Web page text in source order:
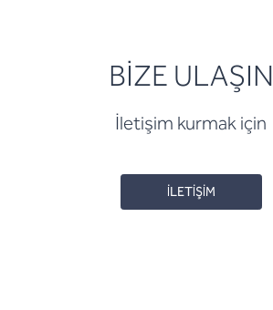
BİZE ULAŞIN
İletişim kurmak için
İLETİŞİM